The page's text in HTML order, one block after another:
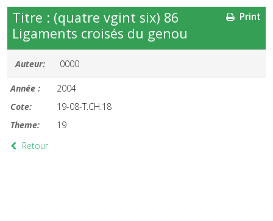
Print
Titre : (quatre vgint six) 86
Ligaments croisés du genou
Auteur: 0000
Année :
2004
Cote:
19-08-T.CH.18
Theme:
19
Retour